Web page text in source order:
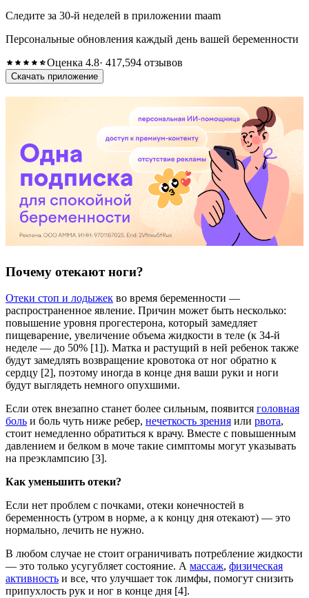
Следите за 30-й неделей в приложении maam
Персональные обновления каждый день вашей беременности
Оценка 4.8· 417,594 отзывов
Скачать приложение
Почему отекают ноги?
Отеки стоп и лодыжек во время беременности —
распространенное явление. Причин может быть несколько:
повышение уровня прогестерона, который замедляет
пищеварение, увеличение объема жидкости в теле (к 34-й
неделе — до 50% [1]). Матка и растущий в ней ребенок также
будут замедлять возвращение кровотока от ног обратно к
сердцу [2], поэтому иногда в конце дня ваши руки и ноги
будут выглядеть немного опухшими.
Если отек внезапно станет более сильным, появится головная
боль и боль чуть ниже ребер, нечеткость зрения или рвота,
стоит немедленно обратиться к врачу. Вместе с повышенным
давлением и белком в моче такие симптомы могут указывать
на преэклампсию [3].
Как уменьшить отеки?
Если нет проблем с почками, отеки конечностей в
беременность (утром в норме, а к концу дня отекают) — это
нормально, лечить не нужно.
В любом случае не стоит ограничивать потребление жидкости
— это только усугубляет состояние. А массаж, физическая
активность и все, что улучшает ток лимфы, помогут снизить
припухлость рук и ног в конце дня [4].